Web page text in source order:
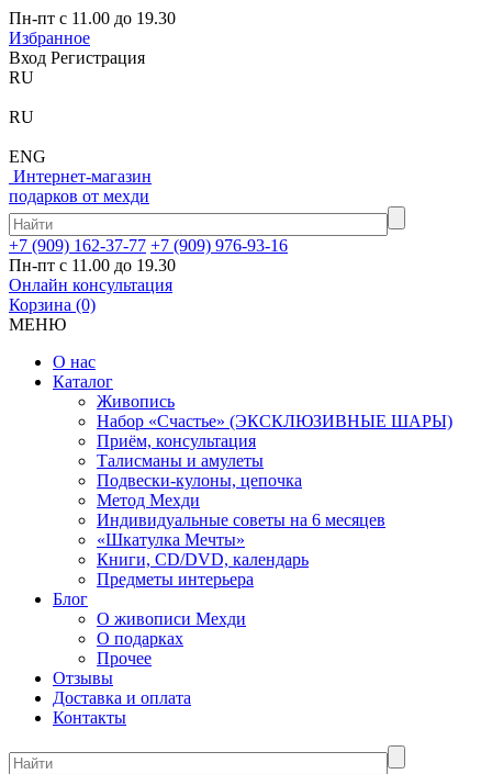
Пн-пт с 11.00 до 19.30
Избранное
Вход Регистрация
RU
RU
ENG
Интернет-магазин
подарков от мехди
+7 (909) 162-37-77 +7 (909) 976-93-16
Пн-пт с 11.00 до 19.30
Онлайн консультация
Корзина (0)
МЕНЮ
О нас
Каталог
Живопись
Набор «Счастье» (ЭКСКЛЮЗИВНЫЕ ШАРЫ)
Приём, консультация
Талисманы и амулеты
Подвески-кулоны, цепочка
Метод Мехди
Индивидуальные советы на 6 месяцев
«Шкатулка Мечты»
Книги, CD/DVD, календарь
Предметы интерьера
Блог
О живописи Мехди
О подарках
Прочее
Отзывы
Доставка и оплата
Контакты